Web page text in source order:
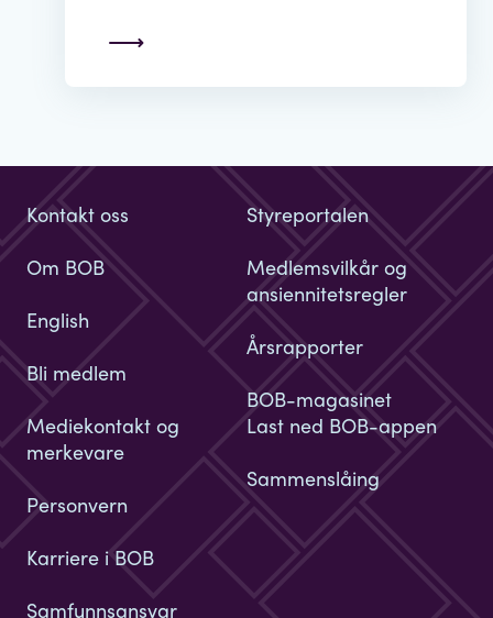
Kontakt oss
Om BOB
English
Bli medlem
Styreportalen
Medlemsvilkår og
ansiennitetsregler
Årsrapporter
BOB-magasinet
Mediekontakt og
merkevare
Personvern
Karriere i BOB
Samfunnsansvar
Last ned BOB-appen
Sammenslåing